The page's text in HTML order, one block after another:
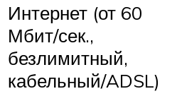
Интернет (от 60
Мбит/сек.,
безлимитный,
кабельный/ADSL)